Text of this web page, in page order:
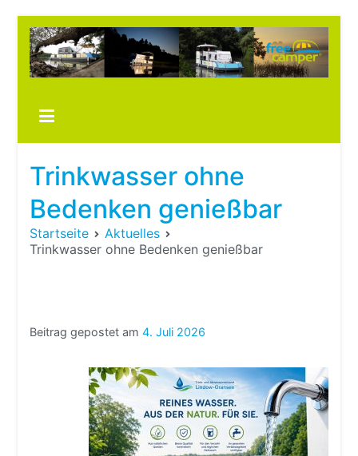
Inhalt
springen
Trinkwasser ohne
Bedenken genießbar
Startseite
Aktuelles
Trinkwasser ohne Bedenken genießbar
Beitrag gepostet am4. Juli 2026